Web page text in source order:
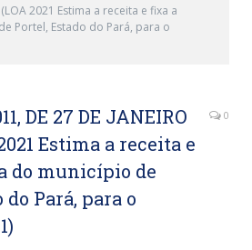
(LOA 2021 Estima a receita e fixa a
Portel, Estado do Pará, para o
DE 27 DE JANEIRO
Estima a receita e
do município de
do Pará, para o
0